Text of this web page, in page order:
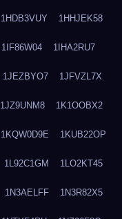
1HDB3VUY 1HHJEK58
1IF86W04 1IHA2RU7
1JEZBYO7 1JFVZL7X
1JZ9UNM8 1K1OOBX2
1KQW0D9E 1KUB22OP
1L92C1GM 1LO2KT45
1N3AELFF 1N3R82X5